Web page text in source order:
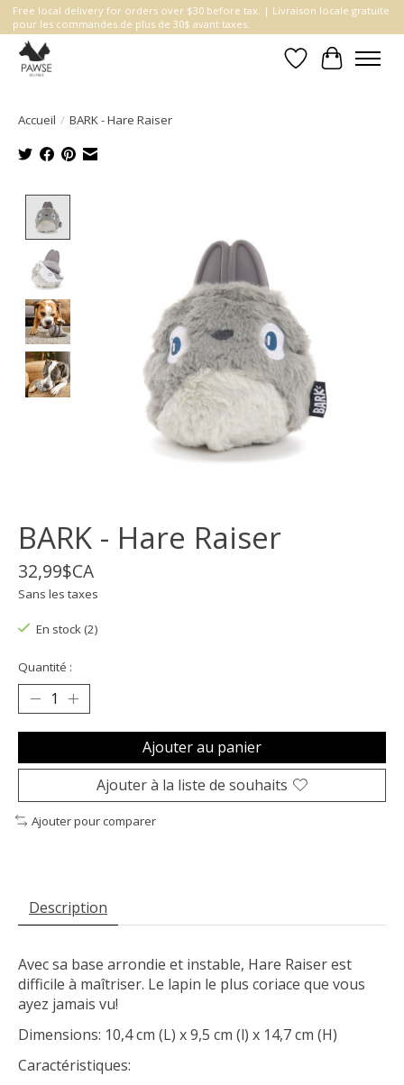
Free local delivery for orders over $30 before tax. | Livraison locale gratuite
pour les commandes de plus de 30$ avant taxes.
Liste dePanier
Accueil / BARK - Hare Raiser
BARK - Hare Raiser
32,99$CA
Sans les taxes
En stock (2)
Quantité :
Ajouter au panier
Ajouter à la liste de souhaits
Ajouter pour comparer
Description
Avec sa base arrondie et instable, Hare Raiser est
difficile à maîtriser. Le lapin le plus coriace que vous
ayez jamais vu!
Dimensions: 10,4 cm (L) x 9,5 cm (l) x 14,7 cm (H)
Caractéristiques: